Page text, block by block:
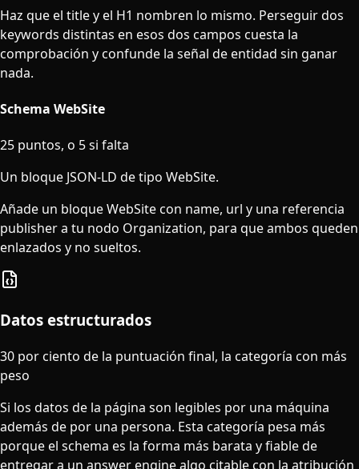
Haz que el title y el H1 nombren lo mismo. Perseguir dos
keywords distintas en esos dos campos cuesta la
comprobación y confunde la señal de entidad sin ganar
nada.
Schema WebSite
25 puntos, o 5 si falta
Un bloque JSON-LD de tipo WebSite.
Añade un bloque WebSite con name, url y una referencia
publisher a tu nodo Organization, para que ambos queden
enlazados y no sueltos.
Datos estructurados
30 por ciento de la puntuación final, la categoría con más
peso
Si los datos de la página son legibles por una máquina
además de por una persona. Esta categoría pesa más
porque el schema es la forma más barata y fiable de
entregar a un answer engine algo citable con la atribución